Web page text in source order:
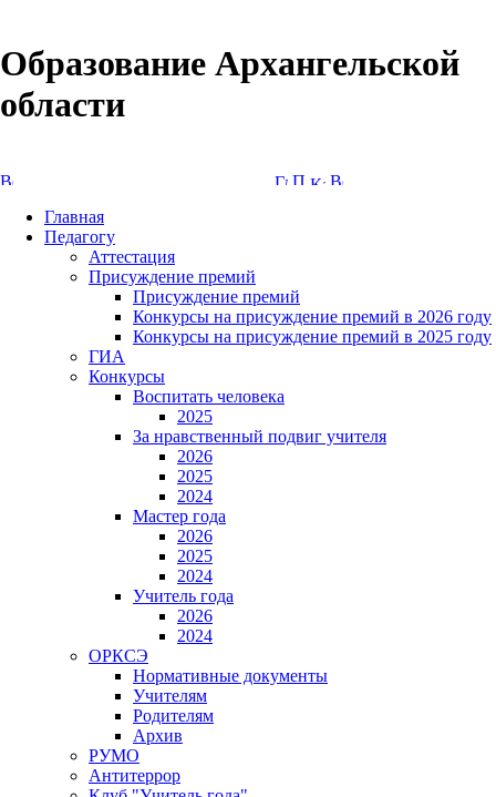
Образование Архангельской
области
Главная
Педагогу
Аттестация
Присуждение премий
Присуждение премий
Конкурсы на присуждение премий в 2026 году
Конкурсы на присуждение премий в 2025 году
ГИА
Конкурсы
Воспитать человека
2025
За нравственный подвиг учителя
2026
2025
2024
Мастер года
2026
2025
2024
Учитель года
2026
2024
ОРКСЭ
Нормативные документы
Учителям
Родителям
Архив
РУМО
Антитеррор